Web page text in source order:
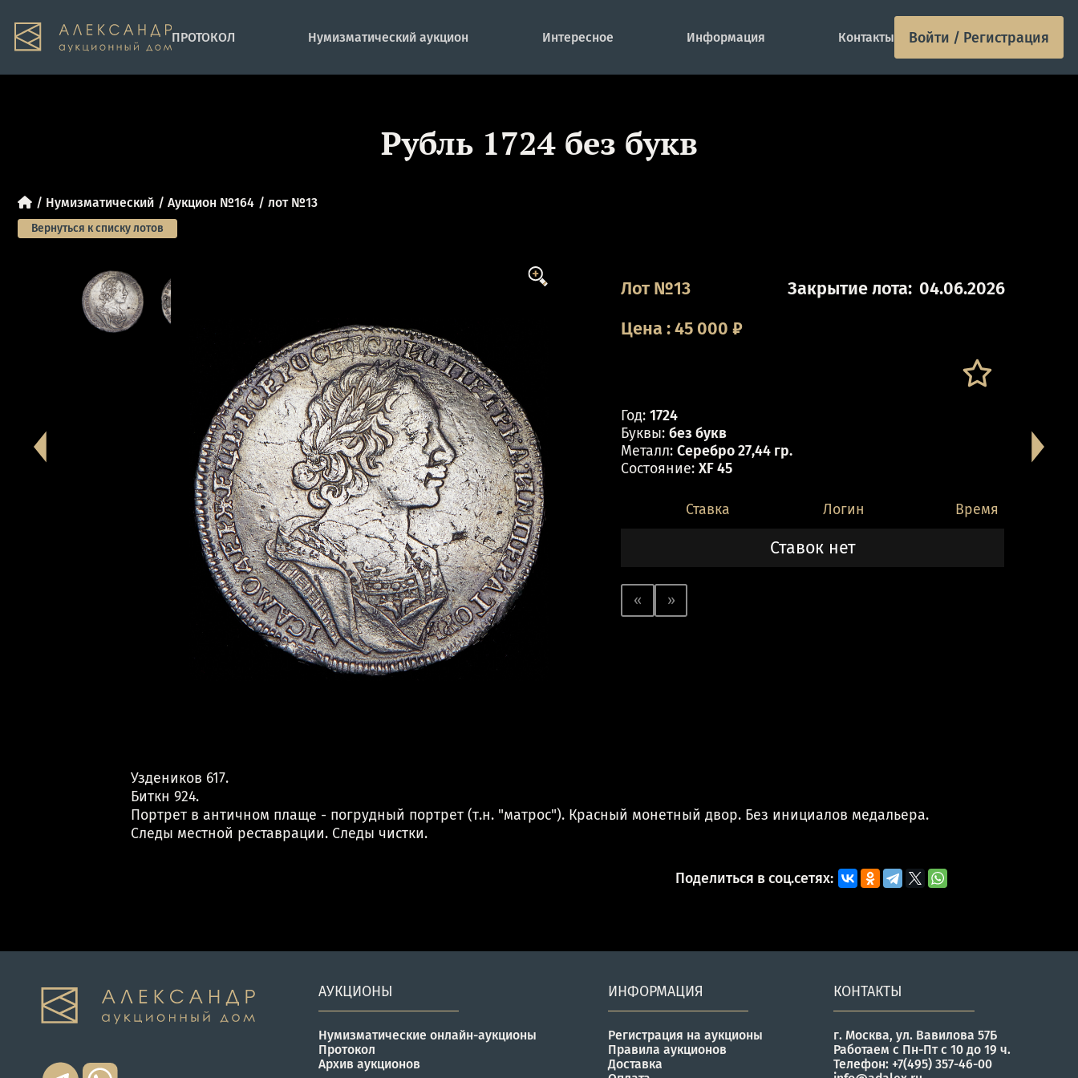
ПРОТОКОЛ Нумизматический аукцион Интересное Информация Контакты Войти / Регистрация
Рубль 1724 без букв
Нумизматический Аукцион №164 лот №13
Вернуться к списку лотов
Лот №13 Закрытие лота: 04.06.2026
Цена:45 000 ₽
Год: 1724
Буквы: без букв
Металл: Серебро 27,44 гр.
Состояние: XF 45
Ставка Логин Время
Ставок нет
« »
Уздеников 617.
Биткн 924.
Портрет в античном плаще - погрудный портрет (т.н. "матрос"). Красный монетный двор. Без инициалов медальера.
Следы местной реставрации. Следы чистки.
Поделиться в соц.сетях:
АУКЦИОНЫ
Нумизматические онлайн-аукционы
Протокол
Архив аукционов
ИНФОРМАЦИЯ
Регистрация на аукционы
Правила аукционов
Доставка
КОНТАКТЫ
г. Москва, ул. Вавилова 57Б
Работаем с Пн-Пт с 10 до 19 ч.
Телефон: +7(495) 357-46-00